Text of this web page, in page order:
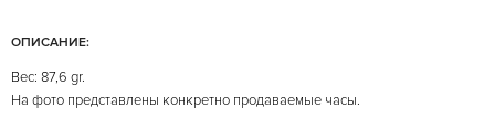
ОПИСАНИЕ:
Вес: 87,6 gr.
На фото представлены конкретно продаваемые часы.